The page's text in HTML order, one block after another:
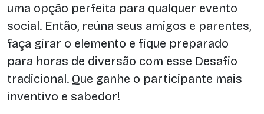
uma opção perfeita para qualquer evento
social. Então, reúna seus amigos e parentes,
faça girar o elemento e fique preparado
para horas de diversão com esse Desafio
tradicional. Que ganhe o participante mais
inventivo e sabedor!